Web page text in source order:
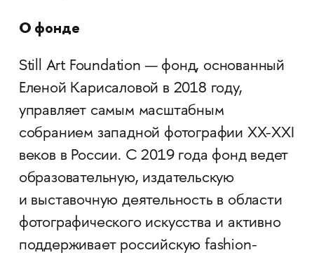
О фонде
Still Art Foundation — фонд, основанный
Еленой Карисаловой в 2018 году,
управляет самым масштабным
собранием западной фотографии XX-XXI
веков в России. С 2019 года фонд ведет
образовательную, издательскую
и выставочную деятельность в области
фотографического искусства и активно
поддерживает российскую fashion-